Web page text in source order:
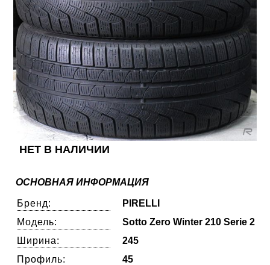
НЕТ В НАЛИЧИИ
ОСНОВНАЯ ИНФОРМАЦИЯ
Бренд:
PIRELLI
Модель:
Sotto Zero Winter 210 Serie 2
Ширина:
245
Профиль:
45